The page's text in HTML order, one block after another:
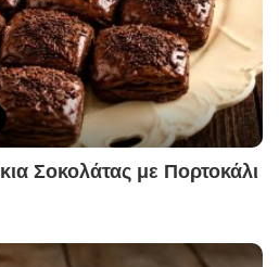
Σοκολάτας με Πορτοκάλι